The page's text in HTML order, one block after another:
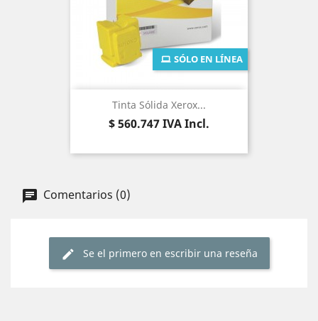
Tinta Sólida Xerox...
Precio
$ 560.747IVA Incl.
SÓLO EN LÍNEA
Comentarios (0)
Se el primero en escribir una reseña